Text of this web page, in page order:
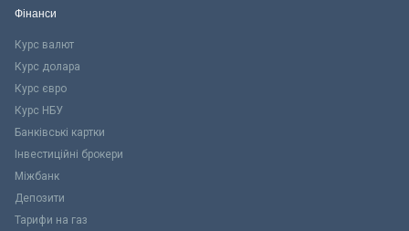
Фінанси
Курс валют
Курс долара
Курс євро
Курс НБУ
Банківські картки
Інвестиційні брокери
Міжбанк
Депозити
Тарифи на газ